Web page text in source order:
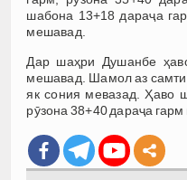
шабона 13+18 дараҷа
мешавад.
Дар шаҳри Душанбе
мешавад. Шамол аз самти
як сония мевазад. Ҳаво
рӯзона 38+40 дараҷа